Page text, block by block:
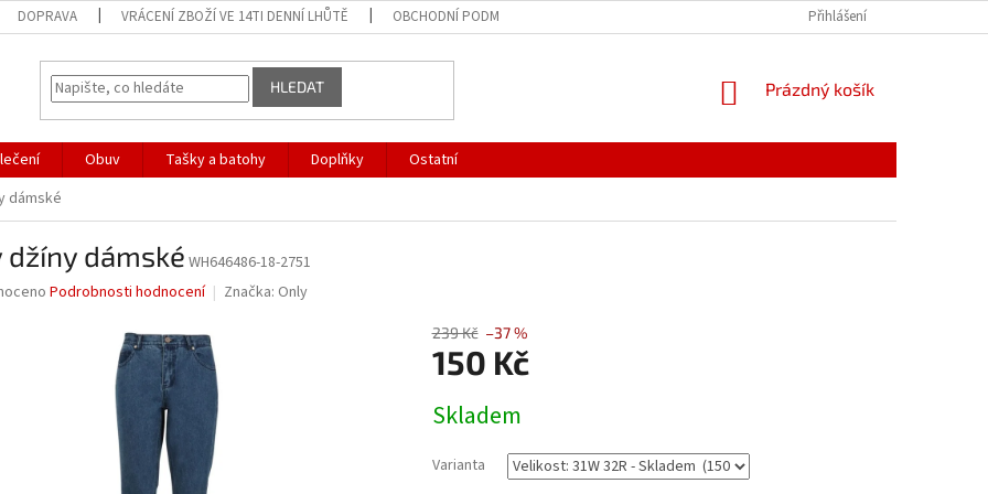
DOPRAVA VRÁCENÍ ZBOŽÍ VE 14TI DENNÍ LHŮTĚ OBCHODNÍ PODMÍNKY PODMÍNKY ZPRACOVÁNÍ OSOBNÍCH ÚDAJŮ
Přihlášení
HLEDAT
NÁKUPNÍ
Prázdný košík
Obuv Tašky a batohy Doplňky
Ostatní
dámské
džíny dámské WH646486-18-2751
Podrobnosti hodnocení Značka: Only
239 Kč –37 %
150 Kč
cena:
Skladem
Varianta